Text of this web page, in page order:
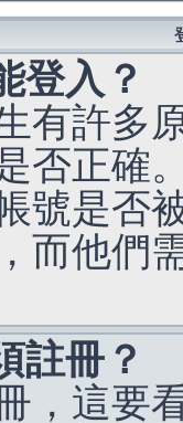
登入？
有許多
否正確
號是否
而他們
註冊？
，這要